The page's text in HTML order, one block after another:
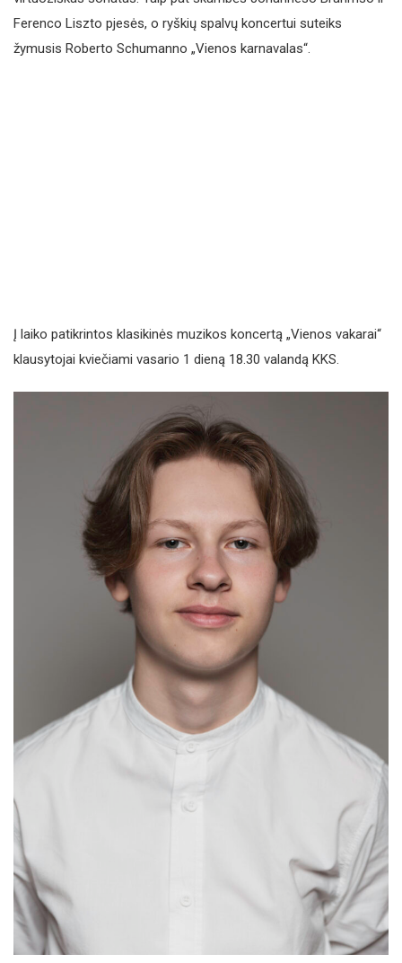
Ferenco Liszto pjesės, o ryškių spalvų koncertui suteiks
žymusis Roberto Schumanno „Vienos karnavalas“.
Į laiko patikrintos klasikinės muzikos koncertą „Vienos vakarai“
klausytojai kviečiami vasario 1 dieną 18.30 valandą KKS.